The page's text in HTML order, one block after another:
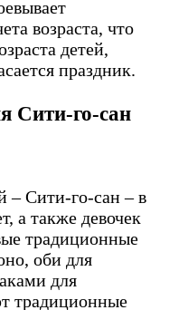
возраста, что
детей,
праздник.
Сити-го-сан
– Сити-го-сан – в
а также девочек
традиционные
оби для
для
традиционные